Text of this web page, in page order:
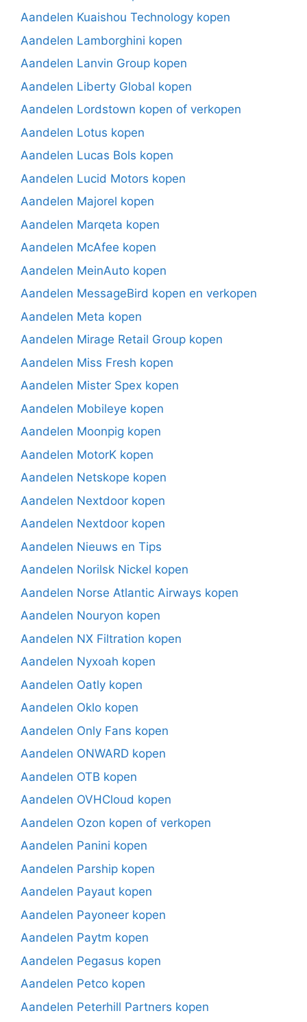
Aandelen Kuaishou Technology kopen
Aandelen Lamborghini kopen
Aandelen Lanvin Group kopen
Aandelen Liberty Global kopen
Aandelen Lordstown kopen of verkopen
Aandelen Lotus kopen
Aandelen Lucas Bols kopen
Aandelen Lucid Motors kopen
Aandelen Majorel kopen
Aandelen Marqeta kopen
Aandelen McAfee kopen
Aandelen MeinAuto kopen
Aandelen MessageBird kopen en verkopen
Aandelen Meta kopen
Aandelen Mirage Retail Group kopen
Aandelen Miss Fresh kopen
Aandelen Mister Spex kopen
Aandelen Mobileye kopen
Aandelen Moonpig kopen
Aandelen MotorK kopen
Aandelen Netskope kopen
Aandelen Nextdoor kopen
Aandelen Nextdoor kopen
Aandelen Nieuws en Tips
Aandelen Norilsk Nickel kopen
Aandelen Norse Atlantic Airways kopen
Aandelen Nouryon kopen
Aandelen NX Filtration kopen
Aandelen Nyxoah kopen
Aandelen Oatly kopen
Aandelen Oklo kopen
Aandelen Only Fans kopen
Aandelen ONWARD kopen
Aandelen OTB kopen
Aandelen OVHCloud kopen
Aandelen Ozon kopen of verkopen
Aandelen Panini kopen
Aandelen Parship kopen
Aandelen Payaut kopen
Aandelen Payoneer kopen
Aandelen Paytm kopen
Aandelen Pegasus kopen
Aandelen Petco kopen
Aandelen Peterhill Partners kopen